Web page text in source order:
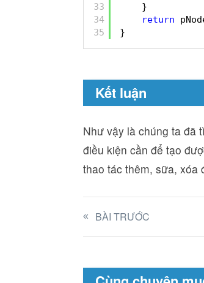
33
34
35
}
return
}
Kết luận
Như vậy là chúng ta đã
điều kiện cần để tạo
thao tác thêm, sữa, xóa
BÀI TRƯỚC